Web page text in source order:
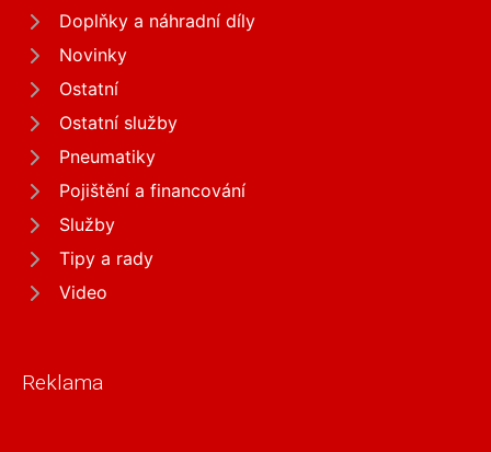
Doplňky a náhradní díly
Novinky
Ostatní
Ostatní služby
Pneumatiky
Pojištění a financování
Služby
Tipy a rady
Video
Reklama